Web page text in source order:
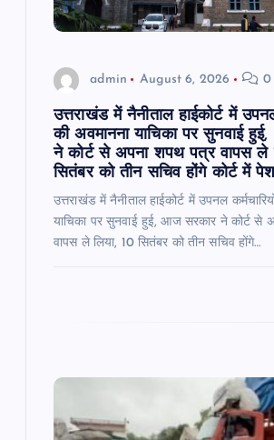
admin August 6, 2026 0
उत्तराखंड में नैनीताल हाईकोर्ट में
की अवमानना याचिका पर सुनवाई
ने कोर्ट से अपना शपथ पत्र वापस ले
सितंबर को तीन सचिव होंगे कोर्ट में
उत्तराखंड में नैनीताल हाईकोर्ट में उपनल
याचिका पर सुनवाई हुई, आज सरकार ने कोर्ट से
वापस ले लिया, 10 सितंबर को तीन सचिव होंगे…